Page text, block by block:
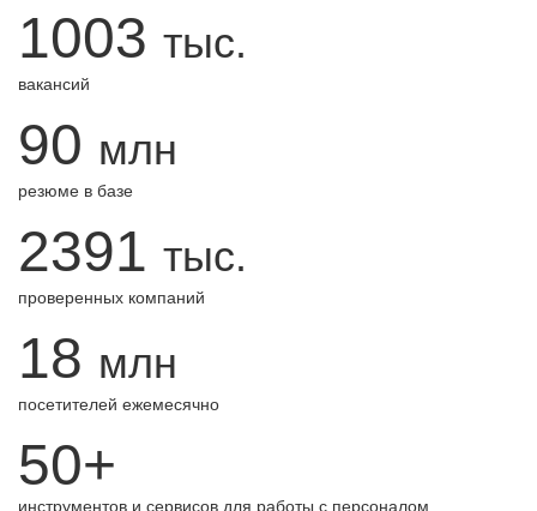
1003 тыс.
вакансий
90 млн
резюме в базе
2391 тыс.
проверенных компаний
18 млн
посетителей ежемесячно
50+
инструментов и сервисов для работы с персоналом